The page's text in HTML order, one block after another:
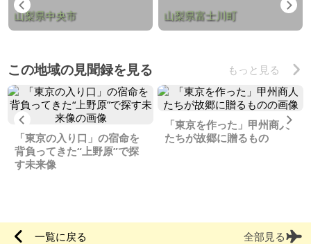
山梨県中央市 山梨県富士川町
この地域の見聞録を見る もっと見る
Previous
「東京の入り口」の宿命を
背負ってきた“上野原”で探
す未来像
「東京を作った」甲州商人
たちが故郷に贈るもの
一覧に戻る 全部見る